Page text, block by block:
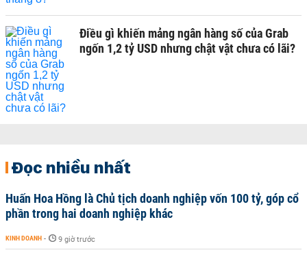
Điều gì khiến mảng ngân hàng số của Grab
ngốn 1,2 tỷ USD nhưng chật vật chưa có lãi?
Đọc nhiều nhất
Huấn Hoa Hồng là Chủ tịch doanh nghiệp vốn 100 tỷ, góp cổ
phần trong hai doanh nghiệp khác
KINH DOANH - 9 giờ trước